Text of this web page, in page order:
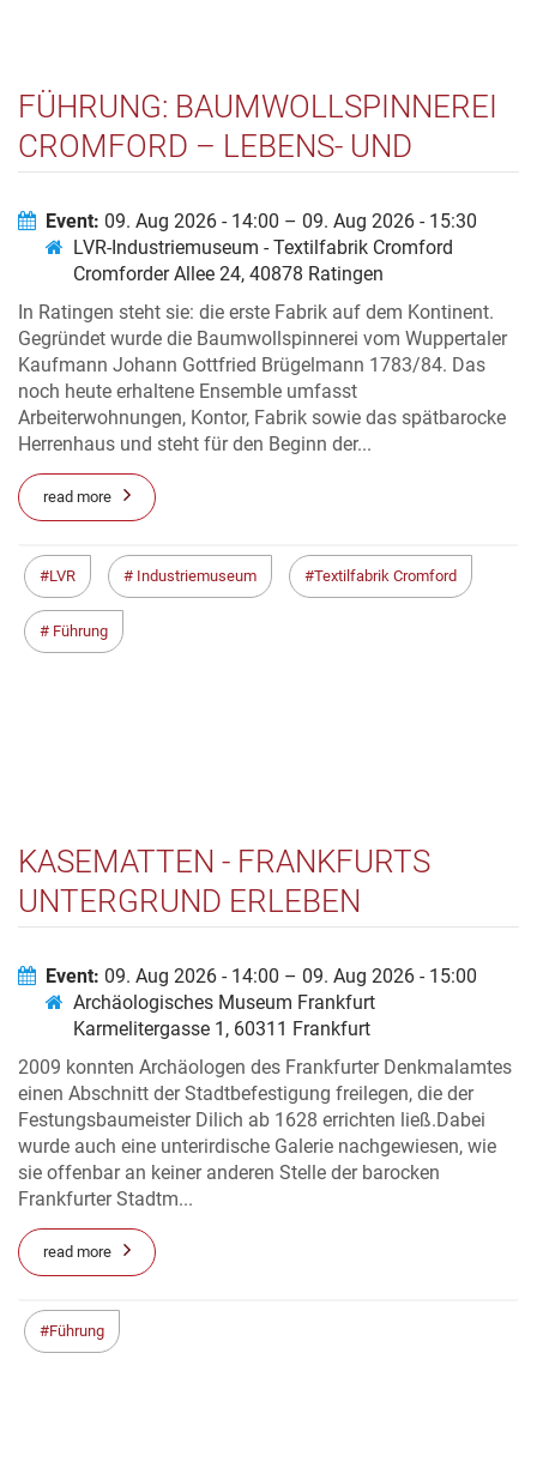
FÜHRUNG: BAUMWOLLSPINNEREI
CROMFORD – LEBENS- UND
Event: 09. Aug 2026 - 14:00 – 09. Aug 2026 - 15:30
LVR-Industriemuseum - Textilfabrik Cromford
Cromforder Allee 24, 40878 Ratingen
In Ratingen steht sie: die erste Fabrik auf dem Kontinent.
Gegründet wurde die Baumwollspinnerei vom Wuppertaler
Kaufmann Johann Gottfried Brügelmann 1783/84. Das
noch heute erhaltene Ensemble umfasst
Arbeiterwohnungen, Kontor, Fabrik sowie das spätbarocke
Herrenhaus und steht für den Beginn der...
read more
LVR Industriemuseum Textilfabrik Cromford
Führung
KASEMATTEN - FRANKFURTS
UNTERGRUND ERLEBEN
Event: 09. Aug 2026 - 14:00 – 09. Aug 2026 - 15:00
Archäologisches Museum Frankfurt
Karmelitergasse 1, 60311 Frankfurt
2009 konnten Archäologen des Frankfurter Denkmalamtes
einen Abschnitt der Stadtbefestigung freilegen, die der
Festungsbaumeister Dilich ab 1628 errichten ließ.Dabei
wurde auch eine unterirdische Galerie nachgewiesen, wie
sie offenbar an keiner anderen Stelle der barocken
Frankfurter Stadtm...
read more
Führung